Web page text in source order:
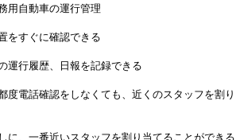
用自動車の運行管理
をすぐに確認できる
運行履歴、日報を記録できる
度電話確認をしなくても、近くのスタッフを割り
に、一番近いスタッフを割り当てることができる